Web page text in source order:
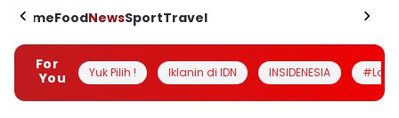
HomeFoodNewsSportTravel
For
You
Yuk Pilih ! Iklanin di IDN INSIDENESIA